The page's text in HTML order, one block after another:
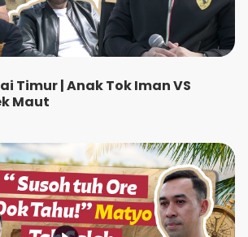
Timur | Anak Tok Iman VS
Maut